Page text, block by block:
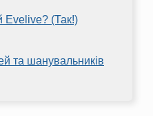
Evelive? (Так!)
та шанувальників